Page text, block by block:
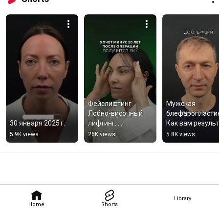
Home Shorts
Library
30 января 2025 г.
5.9K views
Фейслифтинг.
Лобно-височный
лифтинг.
Эндоскопия
средней трети.
Соколов Артем.
26K views
Мужская
Как вам
🤩 Соколов
5.8K views